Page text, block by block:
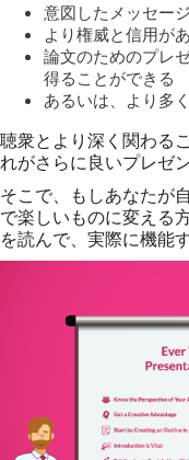
意図したメッセー
より権威と信用が
論文のためのプレ
得ることができる
あるいは、より多
聴衆とより深く関わる
れがさらに良いプレゼ
そこで、もしあなたが
で楽しいものに変える
を読んで、実際に機能